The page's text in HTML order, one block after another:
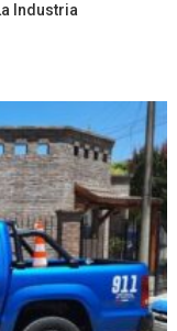
Industria